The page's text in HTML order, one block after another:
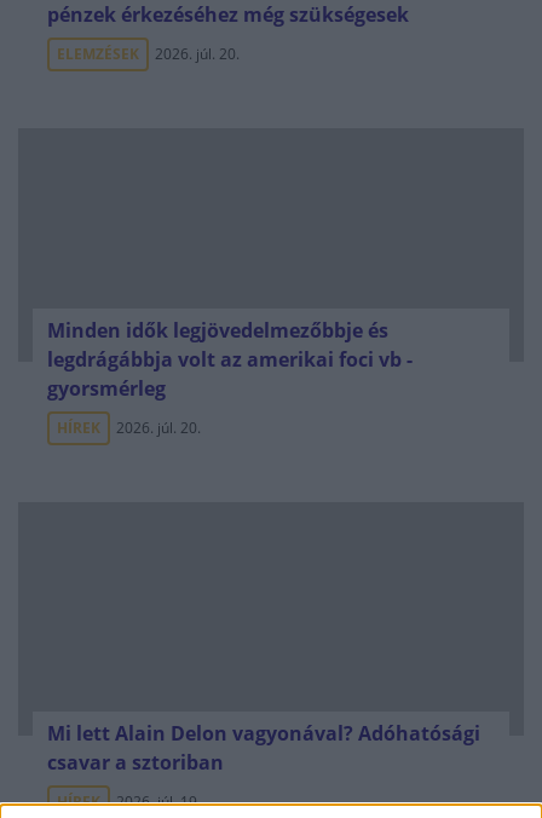
pénzek érkezéséhez még szükségesek
ELEMZÉSEK 2026. júl. 20.
Minden idők legjövedelmezőbbje és
legdrágábbja volt az amerikai foci vb -
gyorsmérleg
HÍREK 2026. júl. 20.
Mi lett Alain Delon vagyonával? Adóhatósági
csavar a sztoriban
HÍREK 2026. júl. 19.